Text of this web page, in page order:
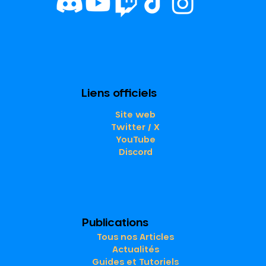
Publications
Tous nos Articles
Actualités
Guides et Tutoriels
Liens officiels
Site web
Twitter / X
YouTube
Discord